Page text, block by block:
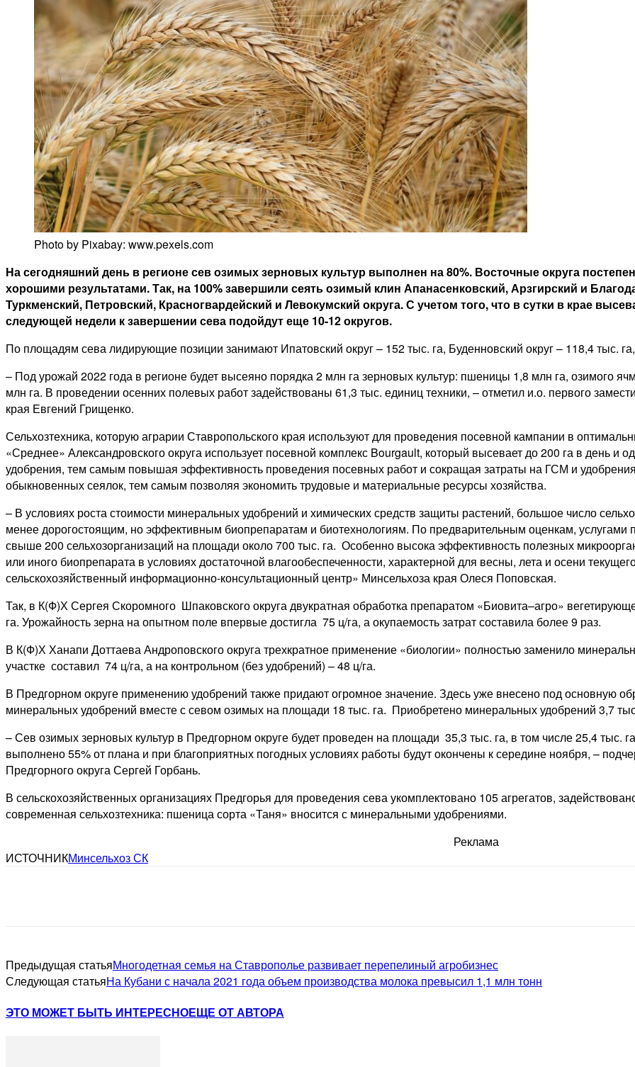
Photo by Pixabay: www.pexels.com
На сегодняшний день в регионе сев озимых зерновых культур выполнен на 80%. Восточные округа
хорошими результатами. Так, на 100% завершили сеять озимый клин Апанасенковский, Арзгирский и
Туркменский, Петровский, Красногвардейский и Левокумский округа. С учетом того, что в сутки в крае
следующей недели к завершении сева подойдут еще 10-12 округов.
По площадям сева лидирующие позиции занимают Ипатовский округ – 152 тыс. га, Буденновский округ – 118,4 тыс.
– Под урожай 2022 года в регионе будет высеяно порядка 2 млн га зерновых культур: пшеницы 1,8 млн га, озимого
млн га. В проведении осенних полевых работ задействованы 61,3 тыс. единиц техники, – отметил и.о. первого
края Евгений Грищенко.
Сельхозтехника, которую аграрии Ставропольского края используют для проведения посевной кампании в
«Среднее» Александровского округа использует посевной комплекс Bourgault, который высевает до 200 га в день и
удобрения, тем самым повышая эффективность проведения посевных работ и сокращая затраты на ГСМ и
обыкновенных сеялок, тем самым позволяя экономить трудовые и материальные ресурсы хозяйства.
– В условиях роста стоимости минеральных удобрений и химических средств защиты растений, большое число
менее дорогостоящим, но эффективным биопрепаратам и биотехнологиям. По предварительным оценкам, услугами
свыше 200 сельхозорганизаций на площади около 700 тыс. га. Особенно высока эффективность полезных
или иного биопрепарата в условиях достаточной влагообеспеченности, характерной для весны, лета и осени
сельскохозяйственный информационно-консультационный центр» Минсельхоза края Олеся Поповская.
Так, в К(Ф)Х Сергея Скоромного Шпаковского округа двукратная обработка препаратом «Биовита–агро»
га. Урожайность зерна на опытном поле впервые достигла 75 ц/га, а окупаемость затрат составила более 9 раз.
В К(Ф)Х Ханапи Доттаева Андроповского округа трехкратное применение «биологии» полностью заменило
участке составил 74 ц/га, а на контрольном (без удобрений) – 48 ц/га.
В Предгорном округе применению удобрений также придают огромное значение. Здесь уже внесено под основную
минеральных удобрений вместе с севом озимых на площади 18 тыс. га. Приобретено минеральных удобрений 3,7
– Сев озимых зерновых культур в Предгорном округе будет проведен на площади 35,3 тыс. га, в том числе 25,4
выполнено 55% от плана и при благоприятных погодных условиях работы будут окончены к середине ноября, –
Предгорного округа Сергей Горбань.
В сельскохозяйственных организациях Предгорья для проведения сева укомплектовано 105 агрегатов,
современная сельхозтехника: пшеница сорта «Таня» вносится с минеральными удобрениями.
Реклама
ИСТОЧНИКМинсельхоз СК
Предыдущая статьяМногодетная семья на Ставрополье развивает перепелиный агробизнес
Следующая статьяНа Кубани с начала 2021 года объем производства молока превысил 1,1 млн тонн
ЭТО МОЖЕТ БЫТЬ ИНТЕРЕСНОЕЩЕ ОТ АВТОРА